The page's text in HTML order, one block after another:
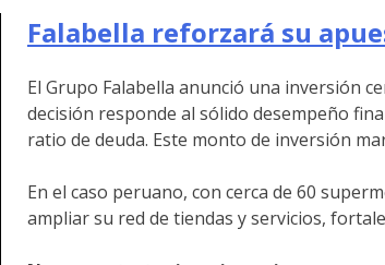
Falabella reforzará su
El Grupo Falabella anunció una inversión
decisión responde al sólido desempeño
ratio de deuda. Este monto de inversión
En el caso peruano, con cerca de 60
ampliar su red de tiendas y servicios,